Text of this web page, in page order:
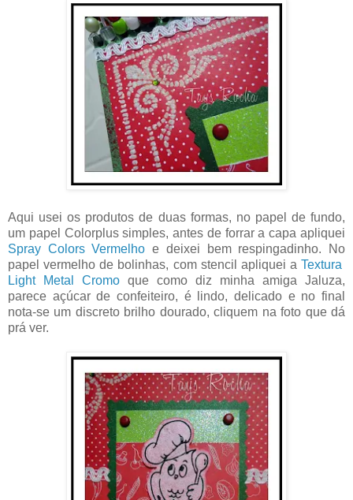
Aqui usei os produtos de duas formas, no papel de fundo,
um papel Colorplus simples, antes de forrar a capa apliquei
Spray Colors Vermelho e deixei bem respingadinho. No
papel vermelho de bolinhas, com stencil apliquei a Textura
Light Metal Cromo que como diz minha amiga Jaluza,
parece açúcar de confeiteiro, é lindo, delicado e no final
nota-se um discreto brilho dourado, cliquem na foto que dá
prá ver.